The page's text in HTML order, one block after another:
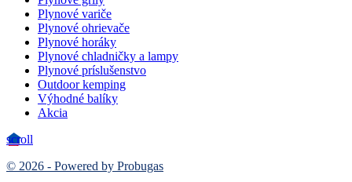
Plynové variče
Plynové ohrievače
Plynové horáky
Plynové chladničky a lampy
Plynové príslušenstvo
Outdoor kemping
Výhodné balíky
Akcia
scroll
© 2026 - Powered by Probugas